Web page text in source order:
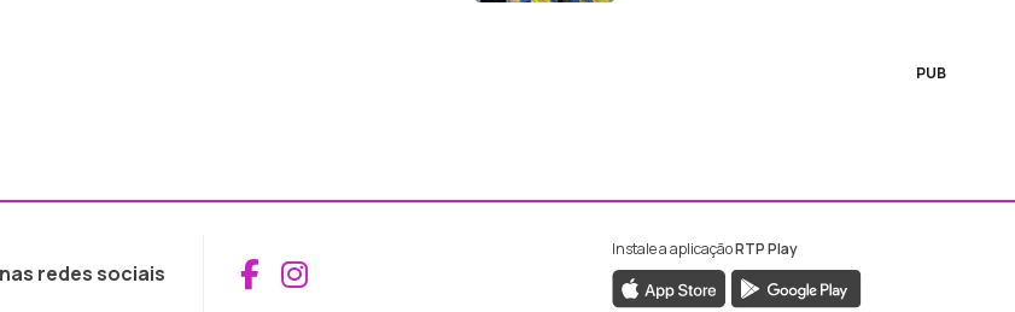
PUB
redes sociais Aceder ao Facebook da RTP Madeira
Aceder ao Instagram da RTP Madeira
Instale a aplicaçãoRTP Play